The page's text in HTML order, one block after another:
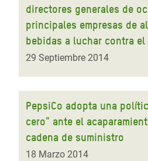
directores generales de
principales empresas de
bebidas a luchar contra
29 Septiembre 2014
PepsiCo adopta una
cero" ante el
cadena de suministro
18 Marzo 2014